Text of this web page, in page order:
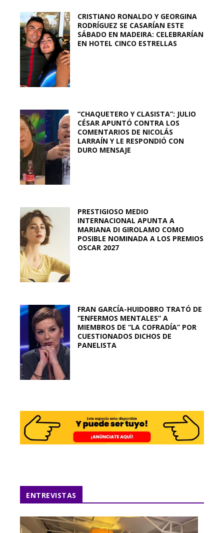
CRISTIANO RONALDO Y GEORGINA
RODRÍGUEZ SE CASARÍAN ESTE
SÁBADO EN MADEIRA: CELEBRARÍAN
EN HOTEL CINCO ESTRELLAS
“CHAQUETERO Y CLASISTA”: JULIO
CÉSAR APUNTÓ CONTRA LOS
COMENTARIOS DE NICOLÁS
LARRAÍN Y LE RESPONDIÓ CON
DURO MENSAJE
PRESTIGIOSO MEDIO
INTERNACIONAL APUNTA A
MARIANA DI GIROLAMO COMO
POSIBLE NOMINADA A LOS PREMIOS
OSCAR 2027
FRAN GARCÍA-HUIDOBRO TRATÓ DE
“ENFERMOS MENTALES” A
MIEMBROS DE “LA COFRADÍA” POR
CUESTIONADOS DICHOS DE
PANELISTA
ENTREVISTAS